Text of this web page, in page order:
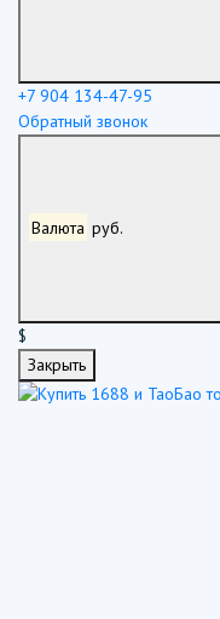
+7 904 134-47-95
Обратный звонок
Валюта руб.
$
Закрыть